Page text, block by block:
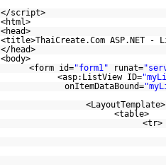
</script>
<html>
<head>
<title>ThaiCreate.Com ASP.NET
</head>
<body>
<form id="form1" runat=
<asp:ListView ID=
onItemDataBound=
<LayoutTemplate>
<table>
<tr>